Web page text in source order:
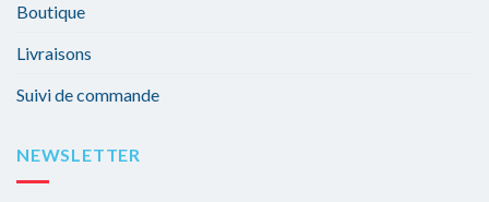
Boutique
Livraisons
Suivi de commande
NEWSLETTER